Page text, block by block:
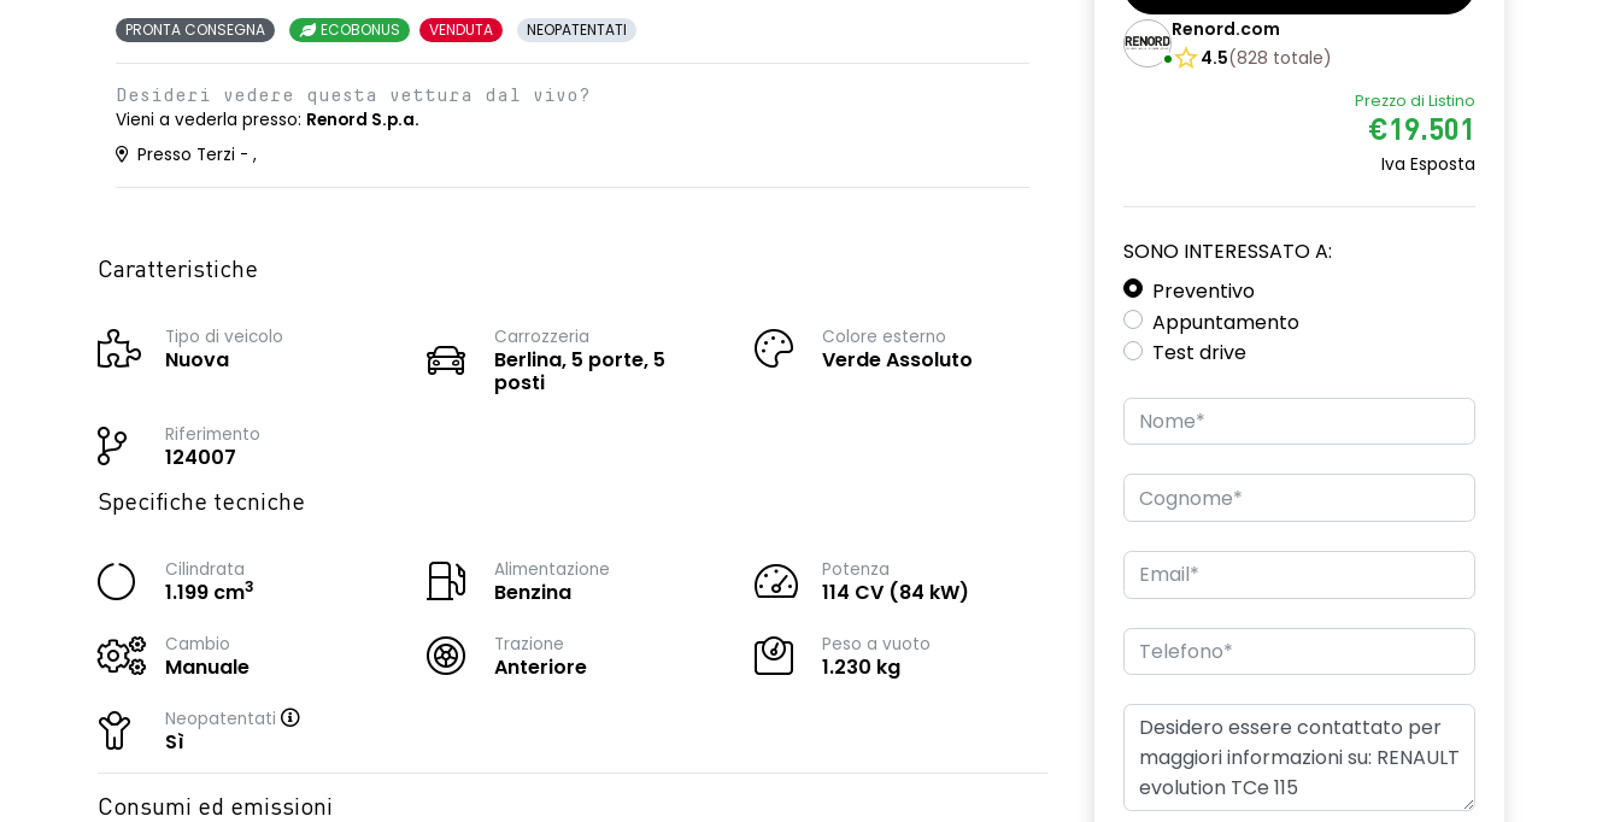
PRONTA CONSEGNA ECOBONUS VENDUTA NEOPATENTATI
Desideri vedere questa vettura dal vivo?
Vieni a vederla presso: Renord S.p.a.
Presso Terzi - ,
Caratteristiche
Tipo di veicolo
Nuova
Carrozzeria
Berlina, 5 porte, 5
posti
Colore esterno
Verde Assoluto
Riferimento
124007
Specifiche tecniche
Cilindrata
1.199 cm3
Alimentazione
Benzina
Potenza
114 CV (84 kW)
Cambio
Manuale
Trazione
Anteriore
Peso a vuoto
1.230 kg
Neopatentati
Sì
Consumi ed emissioni
Renord.com
4.5(828 totale)
Prezzo di Listino
€19.501
Iva Esposta
SONO INTERESSATO A:
Preventivo
Appuntamento
Test drive